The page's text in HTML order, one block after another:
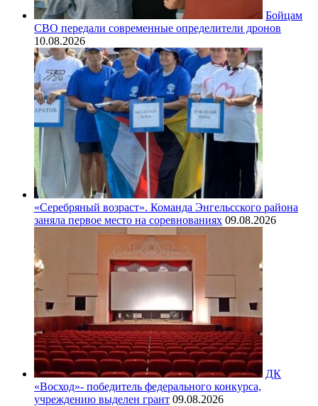
Бойцам
СВО передали современные определители дронов
10.08.2026
«Серебряный возраст». Команда Энгельсского района
заняла первое место на соревнованиях 09.08.2026
ДК
«Восход»- победитель федерального конкурса,
учреждению выделен грант 09.08.2026